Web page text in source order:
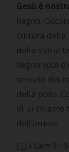
Gesù è
Regno.
cultura della
della storia
Regno vuol
servizio del
della polis.
VI ci chiamò
dell’amore.
[1] I Sam 3,18